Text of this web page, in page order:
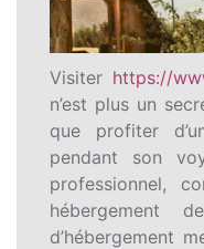
Visiter https://
n’est plus un
que profiter
pendant son
professionnel,
hébergement
d’hébergement